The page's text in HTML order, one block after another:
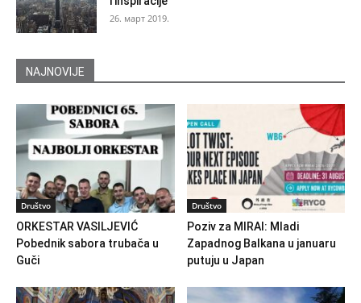
26. март 2019.
NAJNOVIJE
Društvo
ORKESTAR VASILJEVIĆ
Pobednik sabora trubača u
Guči
Društvo
Poziv za MIRAI: Mladi
Zapadnog Balkana u januaru
putuju u Japan